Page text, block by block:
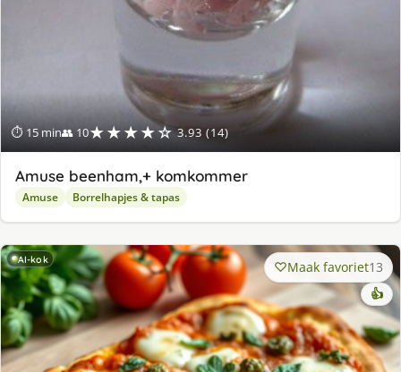
⏱ 15 min👥 10★★★★☆ 3.93 (14)
Amuse beenham,+ komkommer
Amuse Borrelhapjes & tapas
AI-kok Maak favoriet13
👍